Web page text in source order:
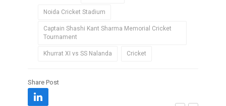
Noida Cricket Stadium
Captain Shashi Kant Sharma Memorial Cricket
Tournament
Khurrat XI vs SS Nalanda Cricket
Share Post